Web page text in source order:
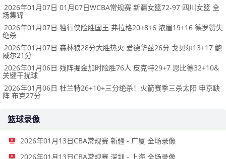
2026年01月07日 01月07日WCBA常规赛 新疆女篮72-97 四川女篮 全
场集锦
2026年01月07日 独行侠险胜国王 弗拉格20+8+6 浓眉19+16 德罗赞失
绝杀
2026年01月07日 森林狼28分大胜热火 爱德华兹26分 戈贝尔13+17 鲍
威尔21分
2026年01月06日 残阵掘金加时险胜76人 皮克特29+7 恩比德32+10&
关键干扰球
2026年01月06日 杜兰特26+10+三分绝杀！火箭赛季三杀太阳 申京缺
阵 布克27分
篮球录像
2026年01月13日CBA常规赛 新疆 - 广厦 全场录像
2026年01月13日CBA常规赛 深圳 - 上海 全场录像